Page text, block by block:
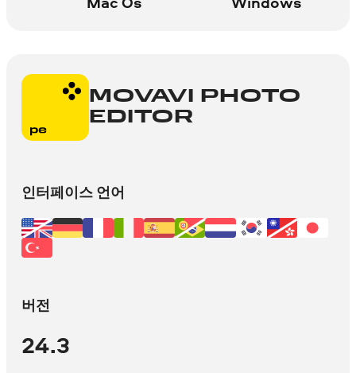
MOVAVI PHOTO
EDITOR
인터페이스 언어
버전
24.3